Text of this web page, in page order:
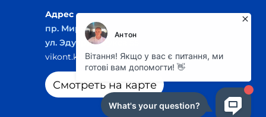
Адрес
пр. Мира, 29Б
ул. Эдуарда Фукса 55
vikont.kr@ukr.net
Смотреть на карте